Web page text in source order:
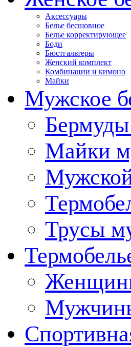
Аксессуары
Белье бесшовное
Белье корректирующее
Боди
Бюстгальтеры
Женский комплект
Комбинации и кимоно
Майки
Мужское
Майки
Трусы